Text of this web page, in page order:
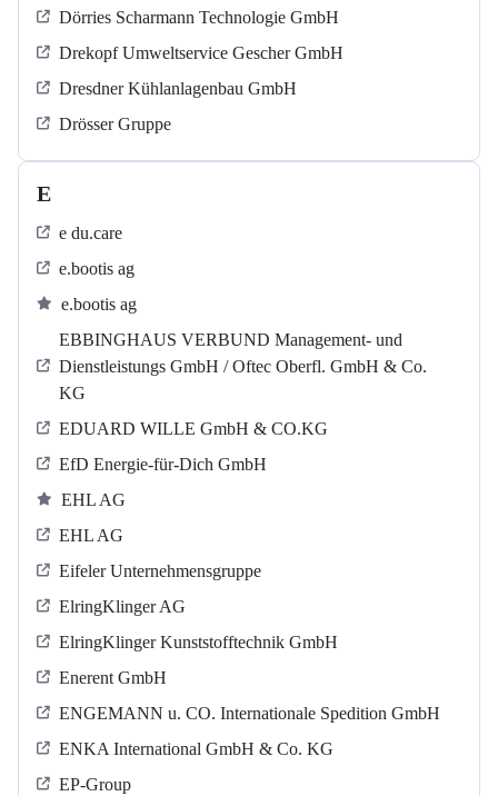
Dörries Scharmann Technologie GmbH
Drekopf Umweltservice Gescher GmbH
Dresdner Kühlanlagenbau GmbH
Drösser Gruppe
E
e du.care
e.bootis ag
e.bootis ag
EBBINGHAUS VERBUND Management- und
Dienstleistungs GmbH / Oftec Oberfl. GmbH & Co.
KG
EDUARD WILLE GmbH & CO.KG
EfD Energie-für-Dich GmbH
EHL AG
EHL AG
Eifeler Unternehmensgruppe
ElringKlinger AG
ElringKlinger Kunststofftechnik GmbH
Enerent GmbH
ENGEMANN u. CO. Internationale Spedition GmbH
ENKA International GmbH & Co. KG
EP-Group